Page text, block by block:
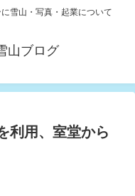
雪山・写真・起業について
山ブログ
利用、室堂から